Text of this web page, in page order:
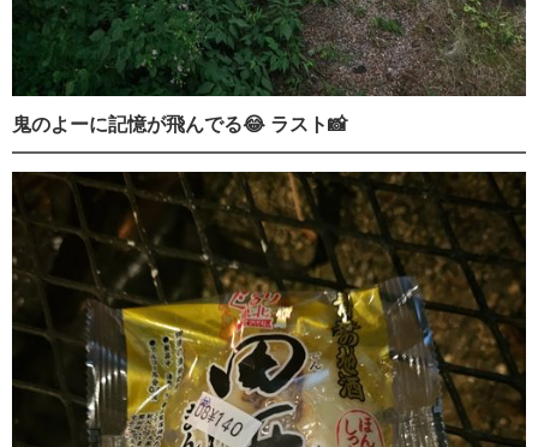
鬼のよーに記憶が飛んでる😂 ラスト📸